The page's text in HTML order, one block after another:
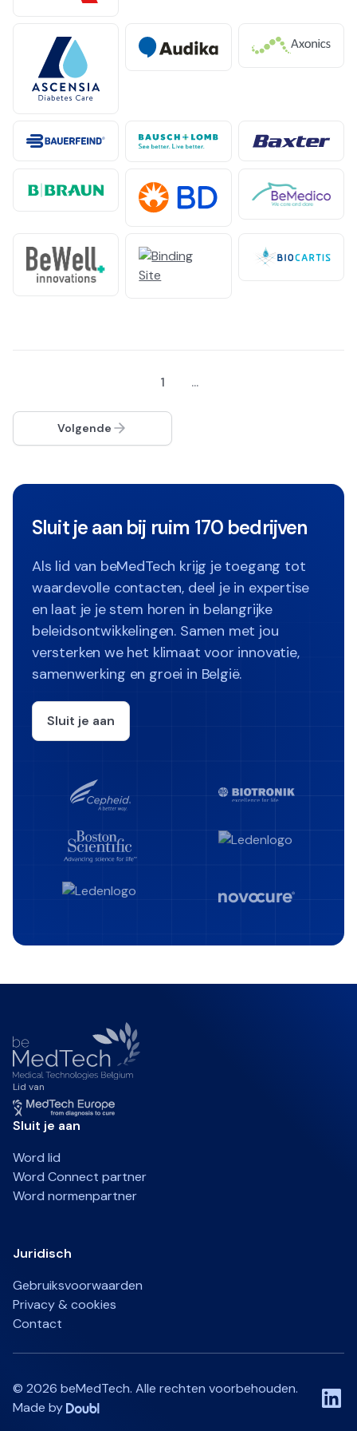
Ascensia Diabetes Care
Audika Hearing HoldingAxonics
Bauerfreind Bausch & Lomb Pharma
Baxter
B. Braun Medical BD Benelux BeMedico
beWell Innovation NV Biocartis
1 ...
Volgende
Sluit je aan bij ruim 170 bedrijven
Als lid van beMedTech krijg je toegang tot
waardevolle contacten, deel je in expertise
en laat je je stem horen in belangrijke
beleidsontwikkelingen. Samen met jou
versterken we het klimaat voor innovatie,
samenwerking en groei in België.
Sluit je aan
Lid van
Sluit je aan
Word lid
Word Connect partner
Word normenpartner
Juridisch
Gebruiksvoorwaarden
Privacy & cookies
Contact
© 2026 beMedTech. Alle rechten voorbehouden.
Made by